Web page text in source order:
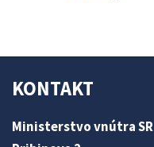
KONTAKT
Ministerstvo vnútra SR